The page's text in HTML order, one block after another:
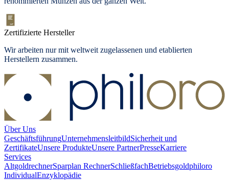
Zertifizierte Hersteller
Wir arbeiten nur mit weltweit zugelassenen und etablierten
Herstellern zusammen.
Über Uns
GeschäftsführungUnternehmensleitbildSicherheit und
ZertifikateUnsere ProdukteUnsere PartnerPresseKarriere
Services
AltgoldrechnerSparplan RechnerSchließfachBetriebsgoldphiloro
IndividualEnzyklopädie